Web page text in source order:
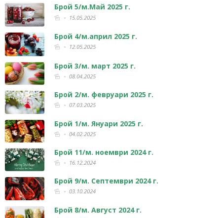
Брой 5/м.Май 2025 г.
15.05.2025
Брой 4/м.април 2025 г.
12.05.2025
Брой 3/м. март 2025 г.
08.04.2025
Брой 2/м. февруари 2025 г.
07.03.2025
Брой 1/м. Януари 2025 г.
04.02.2025
Брой 11/м. ноември 2024 г.
16.12.2024
Брой 9/м. Септември 2024 г.
03.10.2024
Брой 8/м. Август 2024 г.